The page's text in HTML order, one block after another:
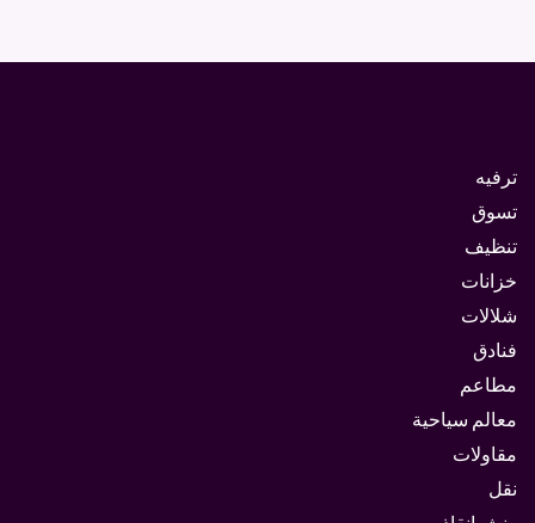
ترفيه
تسوق
تنظيف
خزانات
شلالات
فنادق
مطاعم
معالم سياحية
مقاولات
نقل